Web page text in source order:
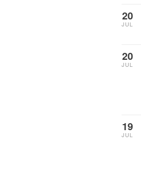
20
JUL
20
JUL
19
JUL